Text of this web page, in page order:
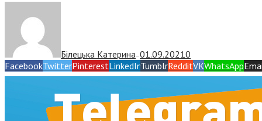
Білецька Катерина—01.09.20210
FacebookTwitterPinterestLinkedInTumblrRedditVKWhatsApp